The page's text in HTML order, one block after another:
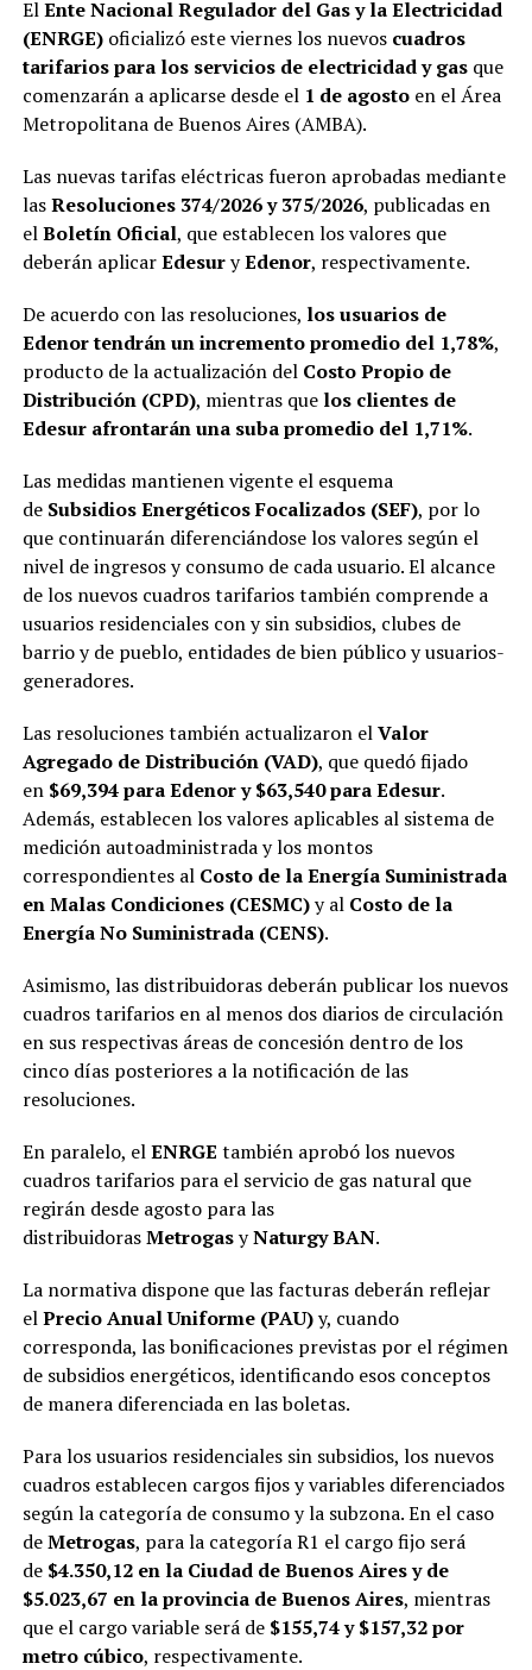
ElEnte Nacional Regulador del Gas y la Electricidad
(ENRGE)oficializó este viernes los nuevos cuadros
tarifarios para los servicios de electricidad y gasque
comenzarán a aplicarse desde el 1 de agostoen el Área
Metropolitana de Buenos Aires (AMBA).
Las nuevas tarifas eléctricas fueron aprobadas mediante
lasResoluciones 374/2026 y 375/2026, publicadas en
elBoletín Oficial, que establecen los valores que
deberán aplicarEdesuryEdenor, respectivamente.
De acuerdo con las resoluciones, los usuarios de
Edenor tendrán un incremento promedio del 1,78%,
producto de la actualización del Costo Propio de
Distribución (CPD), mientras que los clientes de
Edesur afrontarán una suba promedio del 1,71%.
Las medidas mantienen vigente el esquema
de Subsidios Energéticos Focalizados (SEF), por lo
que continuarán diferenciándose los valores según el
nivel de ingresos y consumo de cada usuario. El alcance
de los nuevos cuadros tarifarios también comprende a
usuarios residenciales con y sin subsidios, clubes de
barrio y de pueblo, entidades de bien público y usuarios-
generadores.
Las resoluciones también actualizaron elValor
Agregado de Distribución (VAD), que quedó fijado
en $69,394 para Edenor y $63,540 para Edesur.
Además, establecen los valores aplicables al sistema de
medición autoadministrada y los montos
correspondientes al Costo de la Energía Suministrada
en Malas Condiciones (CESMC)y al Costo de la
Energía No Suministrada (CENS).
Asimismo, las distribuidoras deberán publicar los nuevos
cuadros tarifarios en al menos dos diarios de circulación
en sus respectivas áreas de concesión dentro de los
cinco días posteriores a la notificación de las
resoluciones.
En paralelo, elENRGE también aprobó los nuevos
cuadros tarifarios para el servicio de gas natural que
regirán desde agosto para las
distribuidorasMetrogasyNaturgy BAN.
La normativa dispone que las facturas deberán reflejar
elPrecio Anual Uniforme (PAU)y, cuando
corresponda, las bonificaciones previstas por el régimen
de subsidios energéticos, identificando esos conceptos
de manera diferenciada en las boletas.
Para los usuarios residenciales sin subsidios, los nuevos
cuadros establecen cargos fijos y variables diferenciados
según la categoría de consumo y la subzona. En el caso
deMetrogas, para la categoría R1 el cargo fijo será
de $4.350,12 en la Ciudad de Buenos Aires y de
$5.023,67 en la provincia de Buenos Aires, mientras
que el cargo variable será de $155,74 y $157,32 por
metro cúbico, respectivamente.